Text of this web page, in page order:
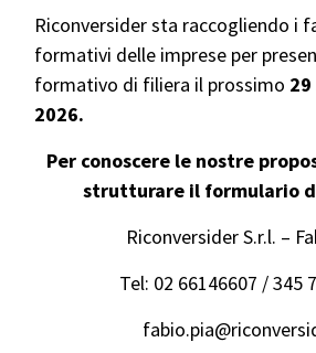
Riconversider sta raccogliendo i
formativi delle imprese per
formativo di filiera il prossimo
2026.
Per conoscere le nostre
strutturare il formulario
Riconversider S.r.l. –
Tel: 02 66146607 / 345